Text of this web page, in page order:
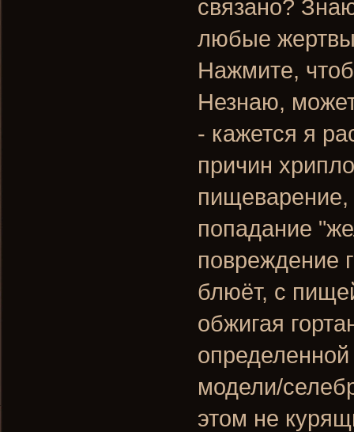
связано?
любые жертвы
Нажмите,
Незнаю,
- кажется я
причин
попадание
повреждение
блюёт, с
обжигая
определенной
модели/
этом не